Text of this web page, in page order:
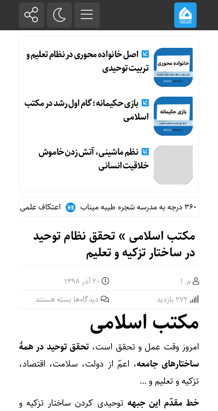
اصل خانواده محوری در نظام تعلیم و
تربیت توحیدی
بازی حکیمانه؛ گام اول رشد در مکتب
اسلامی
نظم ماشینی، آتش زدن خاموش
خلاقیت انسانی
اعتکاف علمی بانوان
مکتب اسلامی » تحقق نظام توحید
در ساختار تزکیه و تعلیم
م. ا
دیدگاه‌ها برای
تحقق
نظام
ساختار
بسته هستند
مکتب اسلامی
امروز وقت عمل و تحقق است، تحقق توحید در همۀ
ساختارهای جامعه، اعمّ از دولت، سلامت، اقتصاد،
تزکیه و تعلیم و …
خط مقدّم این جبهه توحیدی کردن ساختار تزکیه و